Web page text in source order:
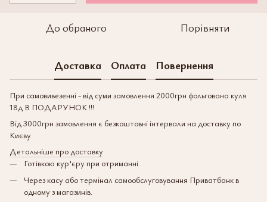
До обраного Порівняти
Доставка Оплата Повернення
При самовивезенні - від суми замовлення 2000грн фольгована куля
18д В ПОДАРУНОК !!!
Від 3000грн замовлення є безкоштовні інтервали на доставку по
Києву
Детальніше про доставку
Готівкою кур'єру при отриманні.
Через касу або термінал самообслуговування Приватбанк в
одному з магазинів.